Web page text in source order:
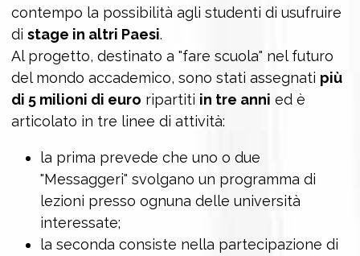
contempo la possibilità agli studenti di usufruire
di stage in altri Paesi.
Al progetto, destinato a "fare scuola" nel futuro
del mondo accademico, sono stati assegnati più
di 5 milioni di euro ripartiti in tre anni ed è
articolato in tre linee di attività:
la prima prevede che uno o due
"Messaggeri" svolgano un programma di
lezioni presso ognuna delle università
interessate;
la seconda consiste nella partecipazione di